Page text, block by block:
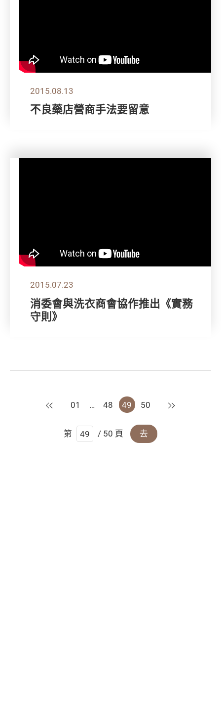
2015.08.13
不良藥店營商手法要留意
2015.07.23
消委會與洗衣商會協作推出《實務
守則》
上一頁
01 … 48 49 50 下一頁
第 / 50 頁 去